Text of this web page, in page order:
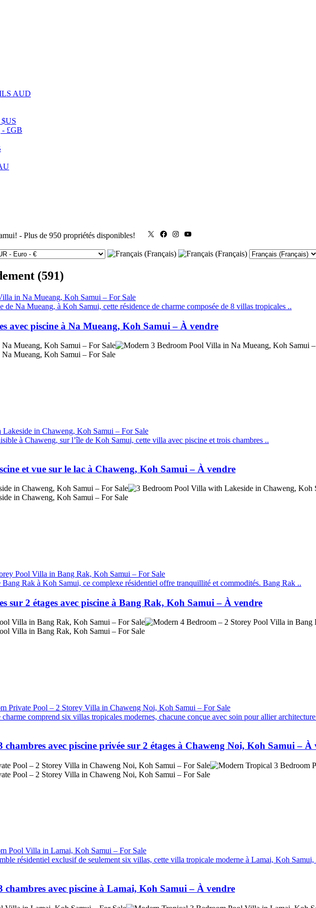
AUD
- £GB
- Plus de 950 propriétés disponibles! X FacebookInstagram
(591)
de Na Mueang, à Koh Samui, cette résidence de charme composée de 8 villas tropicales ..
avec piscine à Na Mueang, Koh Samui – À vendre
à Chaweng, sur l’île de Koh Samui, cette villa avec piscine et trois chambres ..
et vue sur le lac à Chaweng, Koh Samui – À vendre
Bang Rak à Koh Samui, ce complexe résidentiel offre tranquillité et commodités. Bang Rak ..
sur 2 étages avec piscine à Bang Rak, Koh Samui – À vendre
comprend six villas tropicales modernes, chacune conçue avec soin pour allier
avec piscine privée sur 2 étages à Chaweng Noi, Koh Samui – À
résidentiel exclusif de seulement six villas, cette villa tropicale moderne à Lamai, Koh Samui,
chambres avec piscine à Lamai, Koh Samui – À vendre